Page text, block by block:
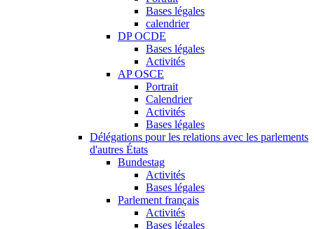
Bases légales
calendrier
DP OCDE
Bases légales
Activités
AP OSCE
Portrait
Calendrier
Activités
Bases légales
Délégations pour les relations avec les parlements
d'autres États
Bundestag
Activités
Bases légales
Parlement français
Activités
Bases légales